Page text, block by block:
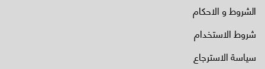
الشروط و الاحكام
شروط الاستخدام
سياسة الاسترجاع